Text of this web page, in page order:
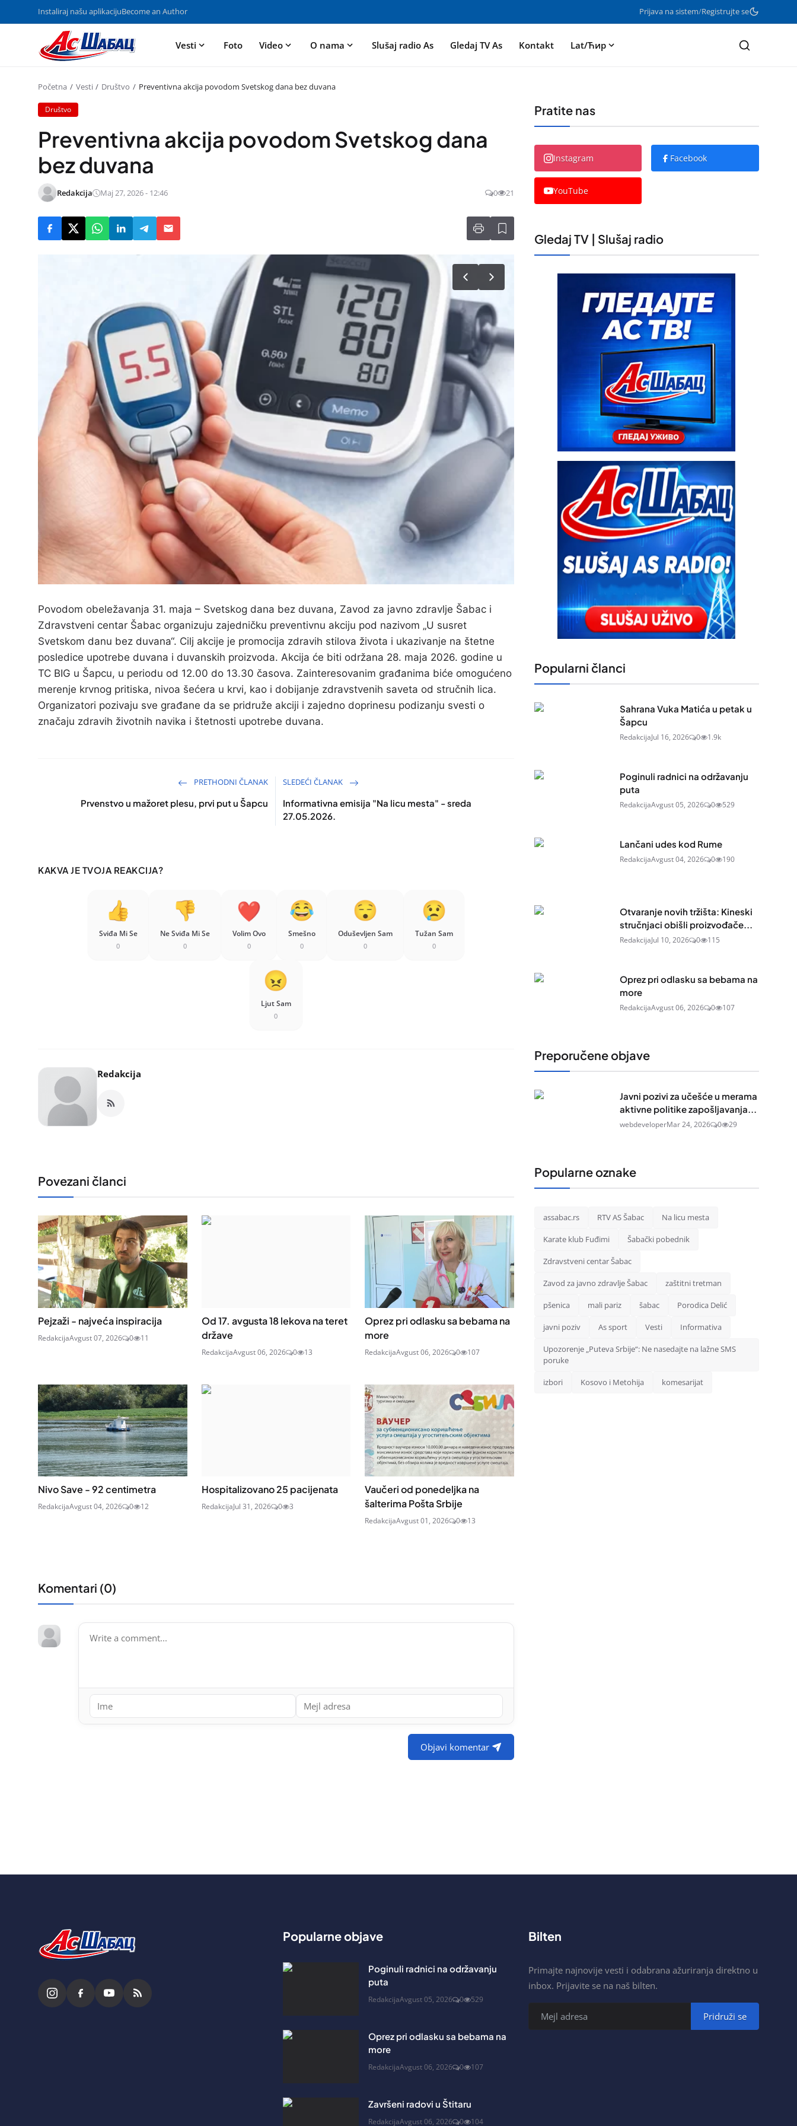
Instaliraj našu aplikacijuBecome an Author Prijava na sistem/Registrujte se
Vesti Foto Video O nama Slušaj radio As Gledaj TV As Kontakt Lat/Ћир
Početna Vesti Društvo Preventivna akcija povodom Svetskog dana bez duvana
Društvo
Preventivna akcija povodom Svetskog dana
bez duvana
Redakcija Maj 27, 2026 - 12:46 0 21
Povodom obeležavanja 31. maja – Svetskog dana bez duvana, Zavod za javno zdravlje Šabac i
Zdravstveni centar Šabac organizuju zajedničku preventivnu akciju pod nazivom „U susret
Svetskom danu bez duvana“. Cilj akcije je promocija zdravih stilova života i ukazivanje na štetne
posledice upotrebe duvana i duvanskih proizvoda. Akcija će biti održana 28. maja 2026. godine u
TC BIG u Šapcu, u periodu od 12.00 do 13.30 časova. Zainteresovanim građanima biće omogućeno
merenje krvnog pritiska, nivoa šećera u krvi, kao i dobijanje zdravstvenih saveta od stručnih lica.
Organizatori pozivaju sve građane da se pridruže akciji i zajedno doprinesu podizanju svesti o
značaju zdravih životnih navika i štetnosti upotrebe duvana.
PRETHODNI ČLANAK
Prvenstvo u mažoret plesu, prvi put u Šapcu
SLEDEĆI ČLANAK
Informativna emisija "Na licu mesta" - sreda
27.05.2026.
KAKVA JE TVOJA REAKCIJA?
Sviđa Mi Se
0
Ne Sviđa Mi Se
0
Volim Ovo
0
Smešno
0
Oduševljen Sam
0
Tužan Sam
0
Ljut Sam
0
Redakcija
Povezani članci
Pejzaži - najveća inspiracija
RedakcijaAvgust 07, 2026 0 11
Od 17. avgusta 18 lekova na teret
države
RedakcijaAvgust 06, 2026 0 13
Oprez pri odlasku sa bebama na
more
RedakcijaAvgust 06, 2026 0 107
Nivo Save - 92 centimetra
RedakcijaAvgust 04, 2026 0 12
Hospitalizovano 25 pacijenata
RedakcijaJul 31, 2026 0 3
Vaučeri od ponedeljka na
šalterima Pošta Srbije
RedakcijaAvgust 01, 2026 0 13
Komentari (0)
Objavi komentar
Pratite nas
Instagram Facebook
YouTube
Gledaj TV | Slušaj radio
Popularni članci
Sahrana Vuka Matića u petak u
Šapcu
RedakcijaJul 16, 2026 0 1.9k
Poginuli radnici na održavanju
puta
RedakcijaAvgust 05, 2026 0 529
Lančani udes kod Rume
RedakcijaAvgust 04, 2026 0 190
Otvaranje novih tržišta: Kineski
stručnjaci obišli proizvođače...
RedakcijaJul 10, 2026 0 115
Oprez pri odlasku sa bebama na
more
RedakcijaAvgust 06, 2026 0 107
Preporučene objave
Javni pozivi za učešće u merama
aktivne politike zapošljavanja...
webdeveloperMar 24, 2026 0 29
Popularne oznake
assabac.rs RTV AS Šabac Na licu mesta
Karate klub Fuđimi Šabački pobednik
Zdravstveni centar Šabac
Zavod za javno zdravlje Šabac zaštitni tretman
pšenica mali pariz šabac Porodica Delić
javni poziv As sport Vesti Informativa
Upozorenje „Puteva Srbije“: Ne nasedajte na lažne SMS
poruke
izbori Kosovo i Metohija komesarijat
Popularne objave
Poginuli radnici na održavanju
puta
RedakcijaAvgust 05, 2026 0 529
Oprez pri odlasku sa bebama na
more
RedakcijaAvgust 06, 2026 0 107
Završeni radovi u Štitaru
RedakcijaAvgust 06, 2026 0 104
Bilten
Primajte najnovije vesti i odabrana ažuriranja direktno u
inbox. Prijavite se na naš bilten.
Pridruži se